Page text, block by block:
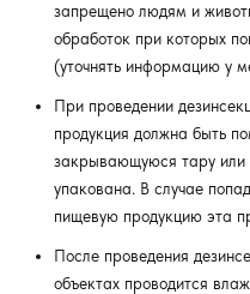
запрещено людям и
обработок при которых
(уточнять информацию у
При проведении
продукция должна быть
закрывающуюся тару или
упакована. В случае
пищевую продукцию эта
После проведения
объектах проводится